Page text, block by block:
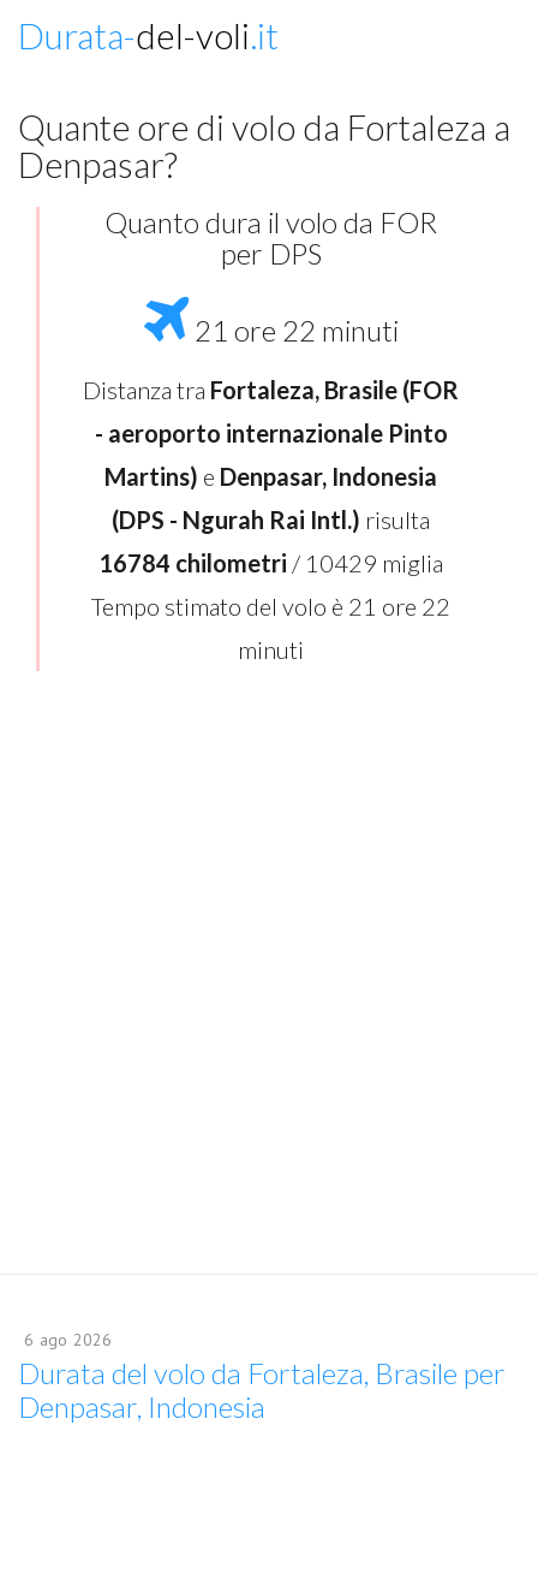
Durata-del-voli.it
Quante ore di volo da Fortaleza a
Denpasar?
Quanto dura il volo da FOR
per DPS
21 ore 22 minuti
Distanza tra Fortaleza, Brasile (FOR
- aeroporto internazionale Pinto
Martins) e Denpasar, Indonesia
(DPS - Ngurah Rai Intl.) risulta
16784 chilometri / 10429 miglia
Tempo stimato del volo è 21 ore 22
minuti
6 ago 2026
Durata del volo da Fortaleza, Brasile per
Denpasar, Indonesia